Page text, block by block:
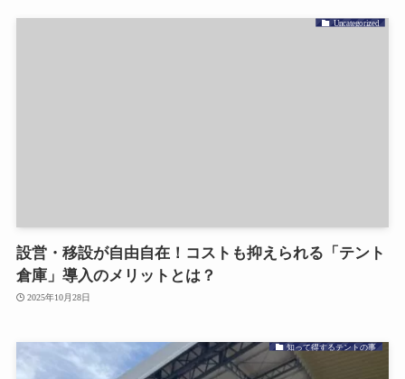
Uncategorized
設営・移設が自由自在！コストも抑えられる「テント
倉庫」導入のメリットとは？
2025年10月28日
知って得するテントの事